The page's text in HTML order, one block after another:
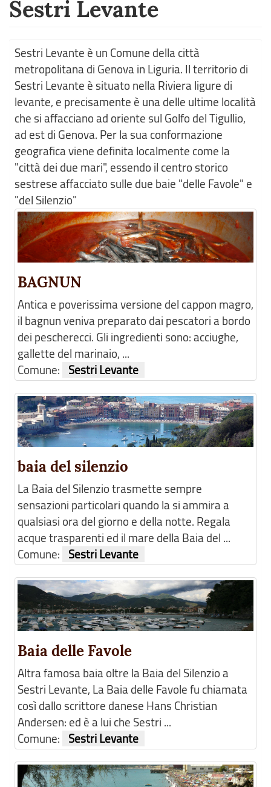
Sestri Levante
Sestri Levante è un Comune della città
metropolitana di Genova in Liguria. Il territorio di
Sestri Levante è situato nella Riviera ligure di
levante, e precisamente è una delle ultime località
che si affacciano ad oriente sul Golfo del Tigullio,
ad est di Genova. Per la sua conformazione
geografica viene definita localmente come la
"città dei due mari", essendo il centro storico
sestrese affacciato sulle due baie "delle Favole" e
"del Silenzio"
BAGNUN
Antica e poverissima versione del cappon magro,
il bagnun veniva preparato dai pescatori a bordo
dei pescherecci. Gli ingredienti sono: acciughe,
gallette del marinaio, ...
Comune:
Sestri Levante
baia del silenzio
La Baia del Silenzio trasmette sempre
sensazioni particolari quando la si ammira a
qualsiasi ora del giorno e della notte. Regala
acque trasparenti ed il mare della Baia del ...
Comune:
Sestri Levante
Baia delle Favole
Altra famosa baia oltre la Baia del Silenzio a
Sestri Levante, La Baia delle Favole fu chiamata
così dallo scrittore danese Hans Christian
Andersen: ed è a lui che Sestri ...
Comune:
Sestri Levante